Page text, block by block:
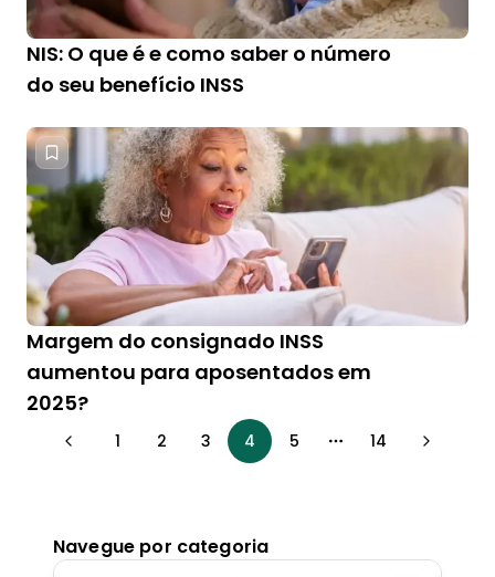
NIS: O que é e como saber o número
do seu benefício INSS
Margem do consignado INSS
aumentou para aposentados em
2025?
1 2 3 4 5 More pages
14
Navegue por categoria